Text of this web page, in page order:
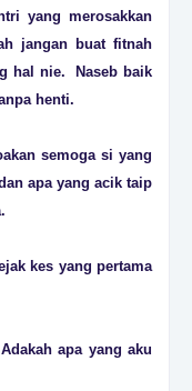
yang merosakkan
jangan buat fitnah
hal nie. Naseb baik
henti.
semoga si yang
apa yang acik taip
kes yang pertama
apa yang aku